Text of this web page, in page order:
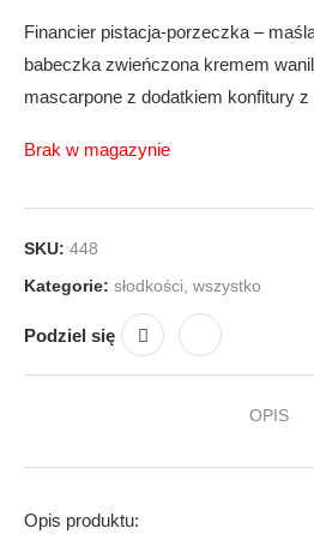
Financier pistacja-porzeczka –
babeczka zwieńczona kremem
mascarpone z dodatkiem konfitury
Brak w magazynie
SKU: 448
Kategorie: słodkości wszystko
Podziel się
OPIS
Opis produktu: